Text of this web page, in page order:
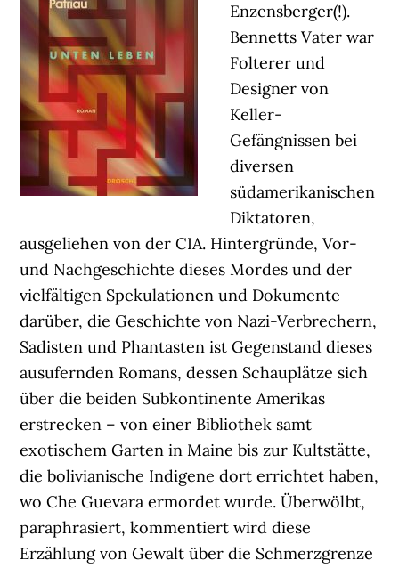
Enzensberger(!).
Bennetts Vater war
Folterer und
Designer von
Keller-
Gefängnissen bei
diversen
südamerikanischen
Diktatoren,
ausgeliehen von der CIA. Hintergründe, Vor-
und Nachgeschichte dieses Mordes und der
vielfältigen Spekulationen und Dokumente
darüber, die Geschichte von Nazi-Verbrechern,
Sadisten und Phantasten ist Gegenstand dieses
ausufernden Romans, dessen Schauplätze sich
über die beiden Subkontinente Amerikas
erstrecken – von einer Bibliothek samt
exotischem Garten in Maine bis zur Kultstätte,
die bolivianische Indigene dort errichtet haben,
wo Che Guevara ermordet wurde. Überwölbt,
paraphrasiert, kommentiert wird diese
Erzählung von Gewalt über die Schmerzgrenze